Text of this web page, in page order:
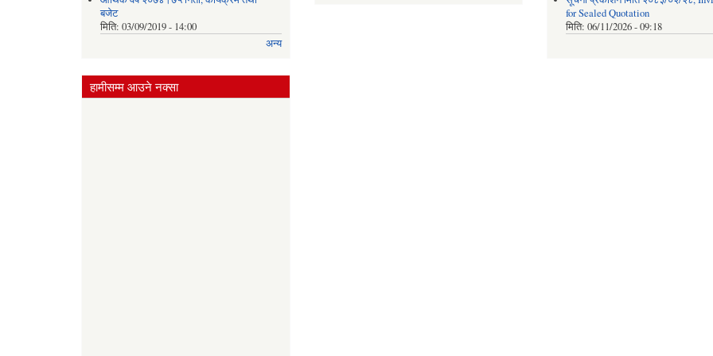
बजेट
मिति: 03/09/2019 - 14:00
अन्य
for Sealed Quotation
मिति: 06/11/2026 - 09:18
हामीसम्म आउने नक्सा